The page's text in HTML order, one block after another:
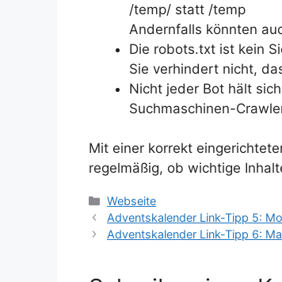
/temp/ statt /temp
Andernfalls könnten
Die robots.txt ist kein
Sie verhindert nicht,
Nicht jeder Bot hält
Suchmaschinen-
Mit einer korrekt
regelmäßig, ob wichtige
Kategorien
Webseite
Adventskalender Link-Tipp 5:
Adventskalender Link-Tipp 6: